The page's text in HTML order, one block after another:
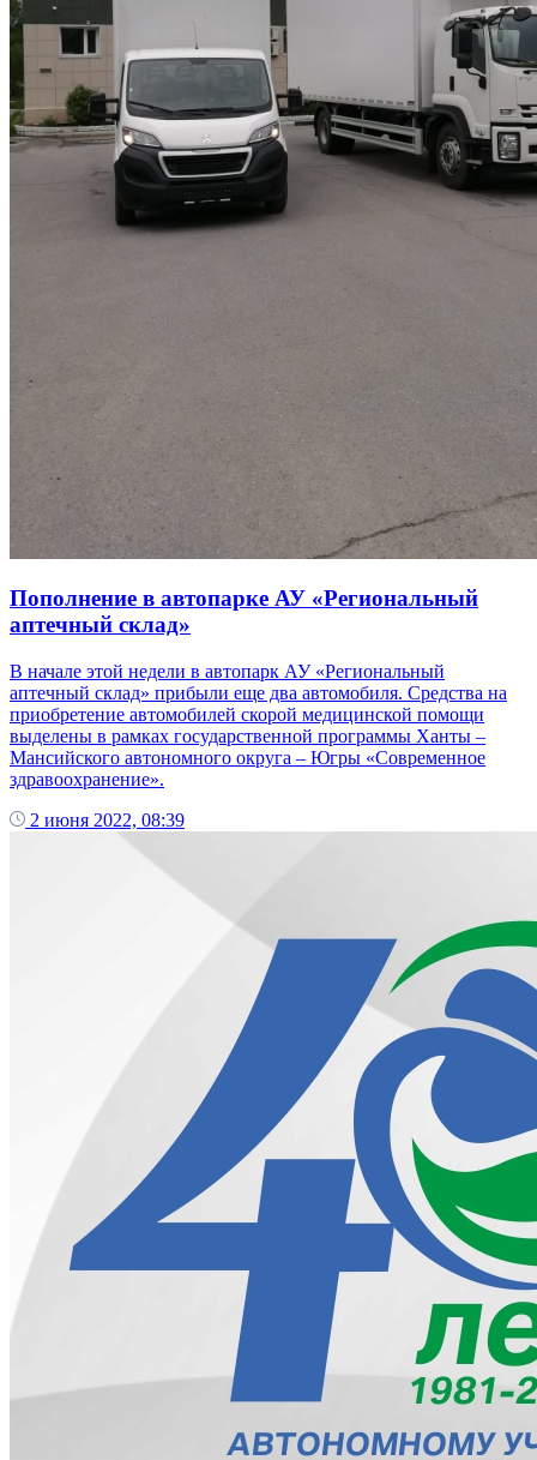
Пополнение в автопарке АУ «Региональный
аптечный склад»
В начале этой недели в автопарк АУ «Региональный
аптечный склад» прибыли еще два автомобиля. Средства на
приобретение автомобилей скорой медицинской помощи
выделены в рамках государственной программы Ханты –
Мансийского автономного округа – Югры «Современное
здравоохранение».
2 июня 2022, 08:39